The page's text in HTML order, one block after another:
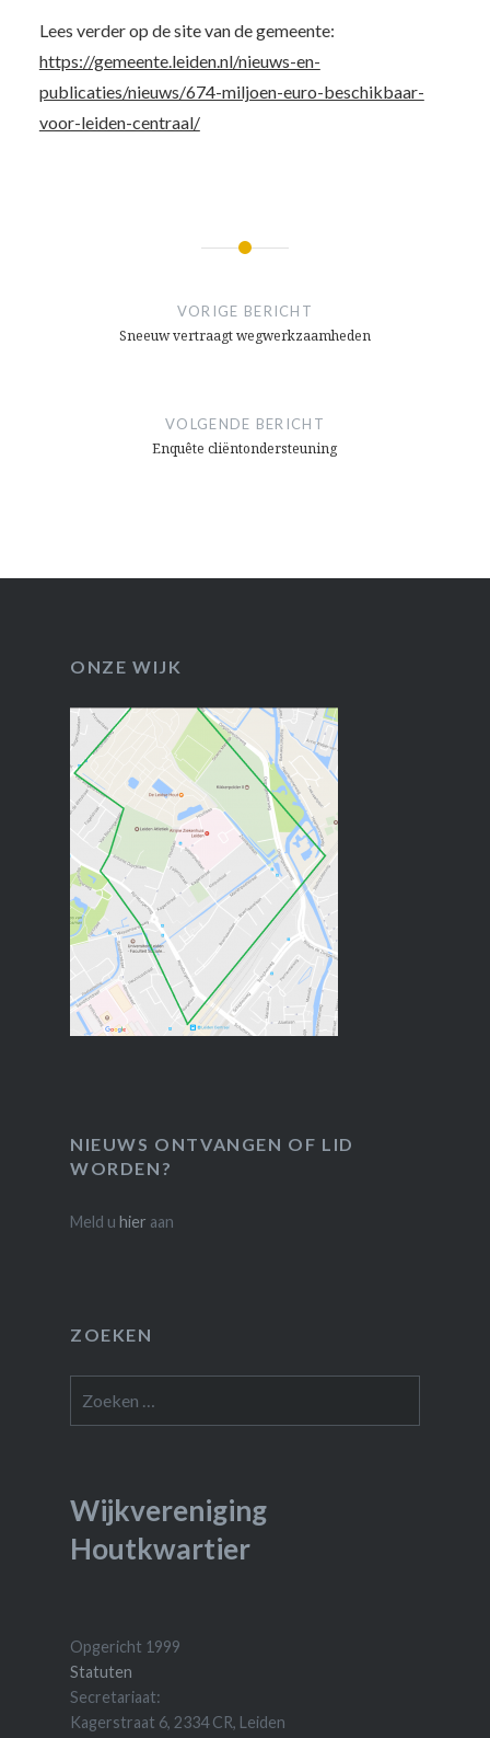
Lees verder op de site van de gemeente:
https://gemeente.leiden.nl/nieuws-en-
publicaties/nieuws/674-miljoen-euro-beschikbaar-
voor-leiden-centraal/
VORIGE BERICHT
Sneeuw vertraagt wegwerkzaamheden
VOLGENDE BERICHT
Enquête cliëntondersteuning
ONZE WIJK
NIEUWS ONTVANGEN OF LID
WORDEN?
Meld u hier aan
ZOEKEN
naar:
Wijkvereniging
Houtkwartier
Opgericht 1999
Statuten
Secretariaat:
Kagerstraat 6, 2334 CR, Leiden